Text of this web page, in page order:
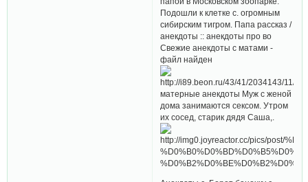
Подошли к клетке с. огромным
сибирским тигром. Папа рассказ /
анекдоты :: анекдоты про во
Свежие анекдоты с матами -
файл найден
матерные анекдоты Муж с женой
дома занимаются сексом. Утром
их сосед, старик дядя Саша,.